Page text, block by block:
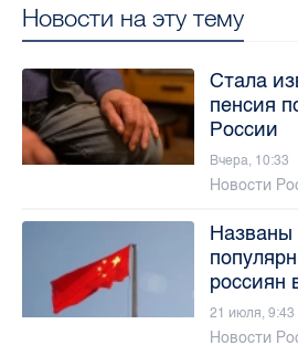
Новости на эту тему
Стала
пенсия
России
Вчера, 10:33
Новости
россиян
21 июля, 9:43
Новости